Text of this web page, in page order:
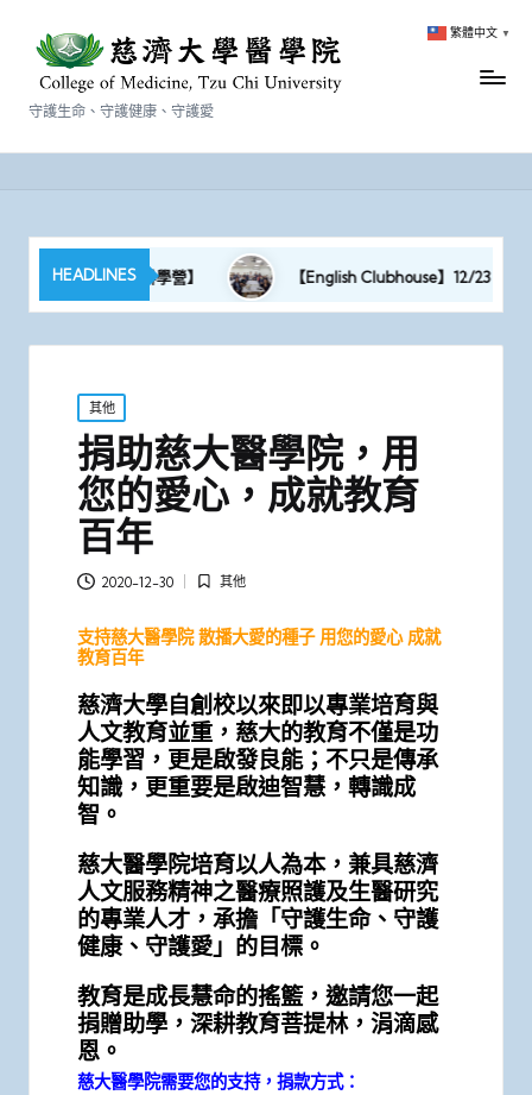
守護生命、守護健康、守護愛
HEADLINES
｜2026 醫學科學營】 【English Clubhouse】12/23（二
Posted
in
其他
捐助慈大醫學院，用
您的愛心，成就教育
百年
2020-12-30
Posted
其他
支持慈大醫學院 散播大愛的種子 用您的愛心 成就
教育百年
慈濟大學自創校以來即以專業培育與
人文教育並重，慈大的教育不僅是功
能學習，更是啟發良能；不只是傳承
知識，更重要是啟迪智慧，轉識成
智。
慈大醫學院培育以人為本，兼具慈濟
人文服務精神之醫療照護及生醫研究
的專業人才，承擔「守護生命、守護
健康、守護愛」的目標。
教育是成長慧命的搖籃，邀請您一起
捐贈助學，深耕教育菩提林，涓滴感
恩。
慈大醫學院需要您的支持，捐款方式：
繁體中文 ▼